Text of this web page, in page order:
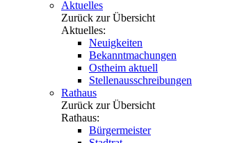
Aktuelles
Zurück zur Übersicht
Aktuelles:
Neuigkeiten
Bekanntmachungen
Ostheim aktuell
Stellenausschreibungen
Rathaus
Zurück zur Übersicht
Rathaus:
Bürgermeister